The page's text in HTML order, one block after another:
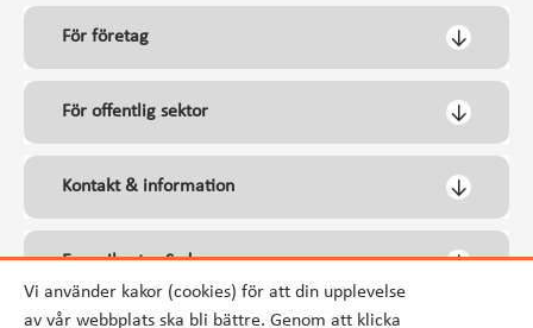
Vi använder kakor (cookies) för att din upplevelse
av vår webbplats ska bli bättre. Genom att klicka
För företag
För offentlig sektor
Kontakt & information
Energikontor Syd